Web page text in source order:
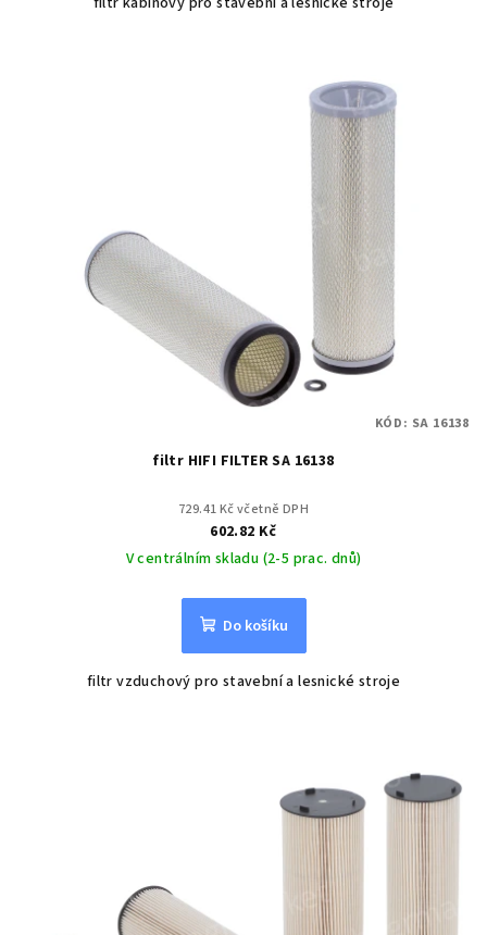
filtr HIFI FILTER SA 16138
729.41 Kč včetně DPH
602.82 Kč
V centrálním skladu (2-5 prac. dnů)
Do košíku
filtr vzduchový pro stavební a lesnické stroje
KÓD: SA 16138